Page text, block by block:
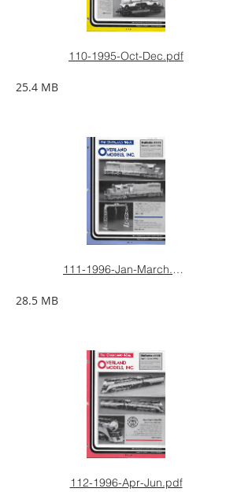
110-1995-Oct-Dec.pdf
25.4 MB
111-1996-Jan-March.pdf
28.5 MB
112-1996-Apr-Jun.pdf